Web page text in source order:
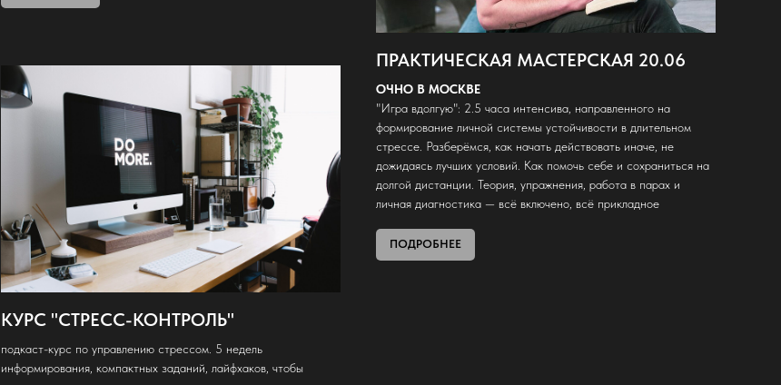
ПРАКТИЧЕСКАЯ МАСТЕРСКАЯ 20.06
ОЧНО В МОСКВЕ
"Игра вдолгую": 2.5 часа интенсива, направленного на
формирование личной системы устойчивости в длительном
стрессе. Разберёмся, как начать действовать иначе, не
дожидаясь лучших условий. Как помочь себе и сохраниться на
долгой дистанции. Теория, упражнения, работа в парах и
личная диагностика — всё включено, всё прикладное
ПОДРОБНЕЕ
КУРС "СТРЕСС-КОНТРОЛЬ"
подкаст-курс по управлению стрессом. 5 недель
информирования, компактных заданий, лайфхаков, чтобы